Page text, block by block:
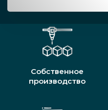
Собственное
производство